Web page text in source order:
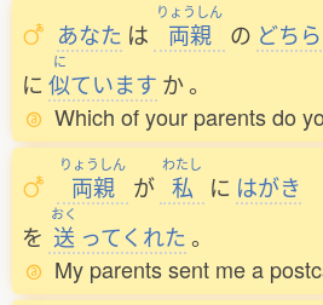
あなた は
りょうしん
両親 の どちら
に
に
似ています か。
Which of your parents do
りょうしん
両親 が
わたし
私 に はがき
を
おく
送 ってくれた。
My parents sent me a